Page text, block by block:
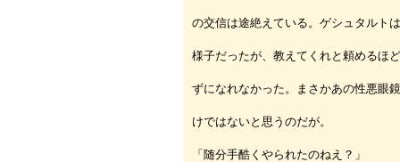
の交信は途絶えている。ゲシュタルト
様子だったが、教えてくれと頼めるほ
ずになれなかった。まさかあの性悪眼
けではないと思うのだが。
「随分手酷くやられたのねえ？」